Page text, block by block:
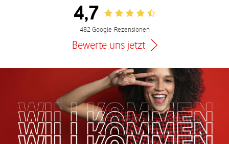
4,7 Rating 4.7
482 Google-Rezensionen
Bewerte uns jetzt